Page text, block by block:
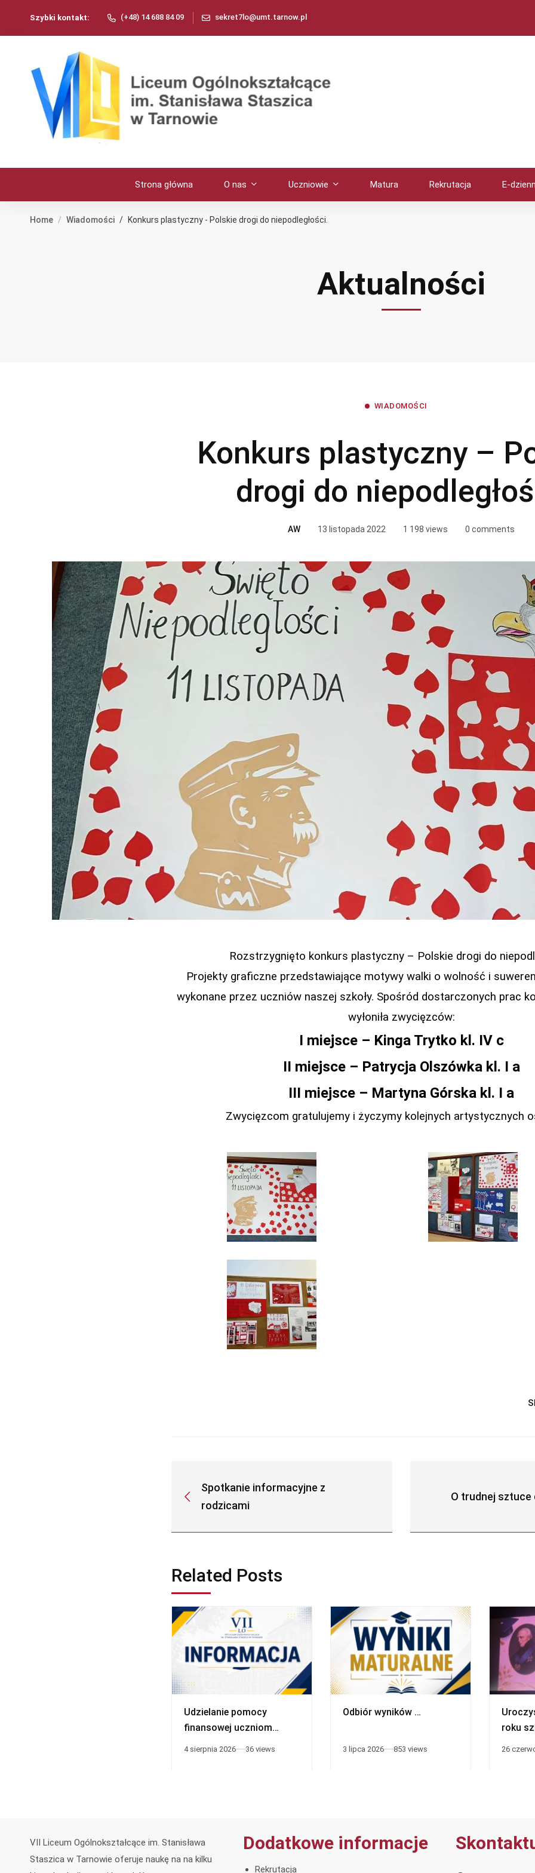
Szybki kontakt: (+48) 14 688 84 09 sekret7lo@umt.tarnow.pl
Strona główna O nas Uczniowie Matura Rekrutacja E-
Home Wiadomości Konkurs plastyczny - Polskie drogi do niepodległości.
Aktualności
WIADOMOŚCI
Konkurs plastyczny –
drogi do
AW 13 listopada 2022 1 198 views 0 comments
Rozstrzygnięto konkurs plastyczny – Polskie drogi do
Projekty graficzne przedstawiające motywy walki o wolność i
wykonane przez uczniów naszej szkoły. Spośród dostarczonych prac
wyłoniła zwycięzców:
I miejsce – Kinga Trytko kl. IV c
II miejsce – Patrycja Olszówka kl. I a
III miejsce – Martyna Górska kl. I a
Zwycięzcom gratulujemy i życzymy kolejnych artystycznych
Spotkanie informacyjne z
rodzicami
O trudnej sztuce
Related Posts
Udzielanie pomocy
finansowej uczniom
4 sierpnia 2026 36 views
Odbiór wyników …
3 lipca 2026 853 views
roku
26
VII Liceum Ogólnokształcące im. Stanisława
Staszica w Tarnowie oferuje naukę na na kilku
Dodatkowe informacje
Rekrutacja